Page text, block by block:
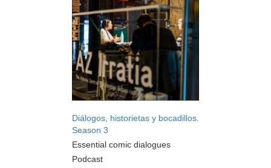
Diálogos, historietas y bocadillos.
Season 3
Essential comic dialogues
Podcast